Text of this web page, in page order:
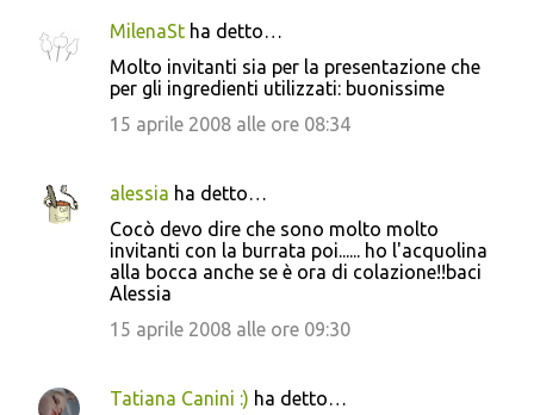
MilenaSt ha detto…
Molto invitanti sia per la presentazione che
per gli ingredienti utilizzati: buonissime
15 aprile 2008 alle ore 08:34
alessia ha detto…
Cocò devo dire che sono molto molto
invitanti con la burrata poi...... ho l'acquolina
alla bocca anche se è ora di colazione!!baci
Alessia
15 aprile 2008 alle ore 09:30
Tatiana Canini :) ha detto…